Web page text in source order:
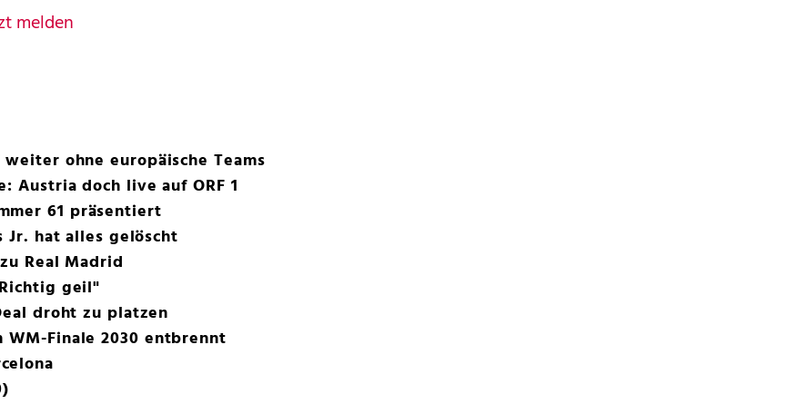
melden
ohne europäische Teams
Austria doch live auf ORF 1
61 präsentiert
Jr. hat alles gelöscht
Real Madrid
geil"
droht zu platzen
WM-Finale 2030 entbrennt